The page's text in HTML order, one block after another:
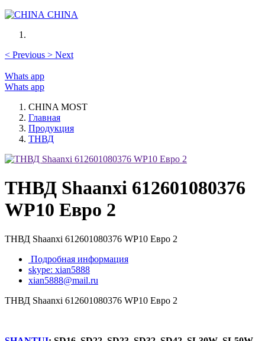
CHINA
< Previous > Next
Whats app
Whats app
CHINA MOST
Главная
Продукция
ТНВД
ТНВД Shaanxi 612601080376
WP10 Евро 2
ТНВД Shaanxi 612601080376 WP10 Евро 2
Подробная информация
skype: xian5888
xian5888@mail.ru
ТНВД Shaanxi 612601080376 WP10 Евро 2